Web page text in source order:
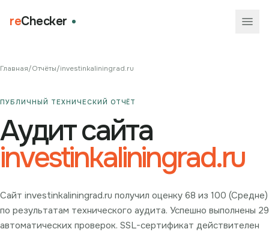
reChecker
Главная/Отчёты/investinkaliningrad.ru
ПУБЛИЧНЫЙ ТЕХНИЧЕСКИЙ ОТЧЁТ
Аудит сайта
investinkaliningrad.ru
Сайт investinkaliningrad.ru получил оценку 68 из 100 (Средне)
по результатам технического аудита. Успешно выполнены 29
автоматических проверок. SSL-сертификат действителен